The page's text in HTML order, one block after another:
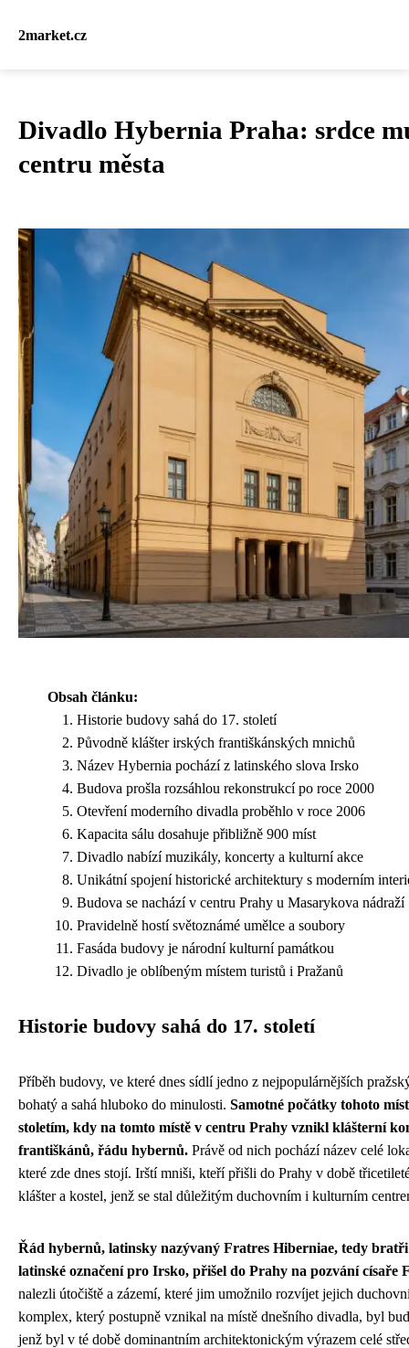
2market.cz
Divadlo Hybernia Praha: srdce
centru města
Obsah článku:
Historie budovy sahá do 17. století
Původně klášter irských františkánských mnichů
Název Hybernia pochází z latinského slova Irsko
Budova prošla rozsáhlou rekonstrukcí po roce 2000
Otevření moderního divadla proběhlo v roce 2006
Kapacita sálu dosahuje přibližně 900 míst
Divadlo nabízí muzikály, koncerty a kulturní akce
Unikátní spojení historické architektury s moderním
Budova se nachází v centru Prahy u Masarykova nádraží
Pravidelně hostí světoznámé umělce a soubory
Fasáda budovy je národní kulturní památkou
Divadlo je oblíbeným místem turistů i Pražanů
Historie budovy sahá do 17. století
Příběh budovy, ve které dnes sídlí jedno z nejpopulárnějších
bohatý a sahá hluboko do minulosti. Samotné počátky tohoto
stoletím, kdy na tomto místě v centru Prahy vznikl klášterní
františkánů, řádu hybernů. Právě od nich pochází název celé
které zde dnes stojí. Irští mniši, kteří přišli do Prahy v době
klášter a kostel, jenž se stal důležitým duchovním i kulturním
Řád hybernů, latinsky nazývaný Fratres Hiberniae, tedy
latinské označení pro Irsko, přišel do Prahy na pozvání císaře
nalezli útočiště a zázemí, které jim umožnilo rozvíjet jejich
komplex, který postupně vznikal na místě dnešního divadla, byl
jenž byl v té době dominantním architektonickým výrazem celé